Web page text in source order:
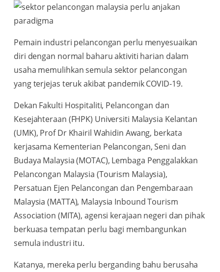
Pemain industri pelancongan perlu menyesuaikan
diri dengan normal baharu aktiviti harian dalam
usaha memulihkan semula sektor pelancongan
yang terjejas teruk akibat pandemik COVID-19.
Dekan Fakulti Hospitaliti, Pelancongan dan
Kesejahteraan (FHPK) Universiti Malaysia Kelantan
(UMK), Prof Dr Khairil Wahidin Awang, berkata
kerjasama Kementerian Pelancongan, Seni dan
Budaya Malaysia (MOTAC), Lembaga Penggalakkan
Pelancongan Malaysia (Tourism Malaysia),
Persatuan Ejen Pelancongan dan Pengembaraan
Malaysia (MATTA), Malaysia Inbound Tourism
Association (MITA), agensi kerajaan negeri dan pihak
berkuasa tempatan perlu bagi membangunkan
semula industri itu.
Katanya, mereka perlu berganding bahu berusaha